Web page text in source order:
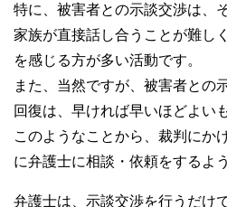
特に、被害者との示談交渉は、
家族が直接話し合うことが難し
を感じる方が多い活動です。
また、当然ですが、被害者との
回復は、早ければ早いほどよい
このようなことから、裁判にか
に弁護士に相談・依頼をするよ
弁護士は、示談交渉を行うだけ